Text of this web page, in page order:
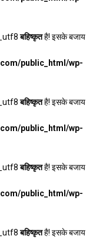
बहिष्कृतहै! इसके बजाय
public_html/wp-
बहिष्कृतहै! इसके बजाय
public_html/wp-
बहिष्कृतहै! इसके बजाय
public_html/wp-
बहिष्कृतहै! इसके बजाय